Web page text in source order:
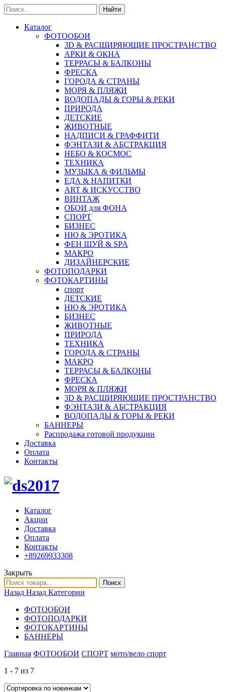
Найти
Каталог
ФОТООБОИ
3D & РАСШИРЯЮЩИЕ ПРОСТРАНСТВО
АРКИ & ОКНА
ТЕРРАСЫ & БАЛКОНЫ
ФРЕСКА
ГОРОДА & СТРАНЫ
МОРЯ & ПЛЯЖИ
ВОДОПАДЫ & ГОРЫ & РЕКИ
ПРИРОДА
ДЕТСКИЕ
ЖИВОТНЫЕ
НАДПИСИ & ГРАФФИТИ
ФЭНТАЗИ & АБСТРАКЦИЯ
НЕБО & КОСМОС
ТЕХНИКА
МУЗЫКА & ФИЛЬМЫ
ЕДА & НАПИТКИ
ART & ИСКУССТВО
ВИНТАЖ
ОБОИ для ФОНА
СПОРТ
БИЗНЕС
НЮ & ЭРОТИКА
ФЕН ШУЙ & SPA
МАКРО
ДИЗАЙНЕРСКИЕ
ФОТОПОДАРКИ
ФОТОКАРТИНЫ
спорт
ДЕТСКИЕ
НЮ & ЭРОТИКА
БИЗНЕС
ЖИВОТНЫЕ
ПРИРОДА
ТЕХНИКА
ГОРОДА & СТРАНЫ
МАКРО
ТЕРРАСЫ & БАЛКОНЫ
ФРЕСКА
МОРЯ & ПЛЯЖИ
3D & РАСШИРЯЮЩИЕ ПРОСТРАНСТВО
ФЭНТАЗИ & АБСТРАКЦИЯ
ВОДОПАДЫ & ГОРЫ & РЕКИ
БАННЕРЫ
Распродажа готовой продукции
Доставка
Оплата
Контакты
Каталог
Акции
Доставка
Оплата
Контакты
+89269933308
Закрыть
Поиск
Назад Назад Категории
ФОТООБОИ
ФОТОПОДАРКИ
ФОТОКАРТИНЫ
БАННЕРЫ
Главная ФОТООБОИ СПОРТ мото/вело спорт
1 - 7 из 7